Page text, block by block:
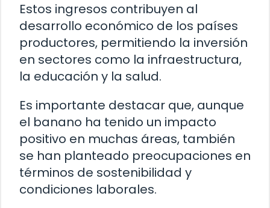
Estos ingresos contribuyen al
desarrollo económico de los países
productores, permitiendo la inversión
en sectores como la infraestructura,
la educación y la salud.
Es importante destacar que, aunque
el banano ha tenido un impacto
positivo en muchas áreas, también
se han planteado preocupaciones en
términos de sostenibilidad y
condiciones laborales.